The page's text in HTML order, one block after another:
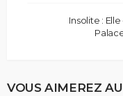
Insolite :
VOUS AIMEREZ